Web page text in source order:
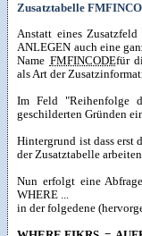
Zusatztabelle
Anstatt eines
ANLEGEN auch eine
Name FMFINCODEfür
als Art der
Im Feld "Reihenfolge
geschilderten Gründen
Hintergrund ist dass erst
der Zusatztabelle arbeiten.
Nun erfolgt eine
WHERE ...
in der folgedene